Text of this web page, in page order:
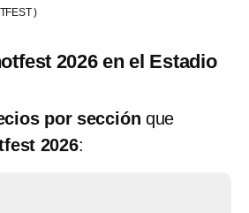
)
2026 en el Estadio
por sección que
2026: